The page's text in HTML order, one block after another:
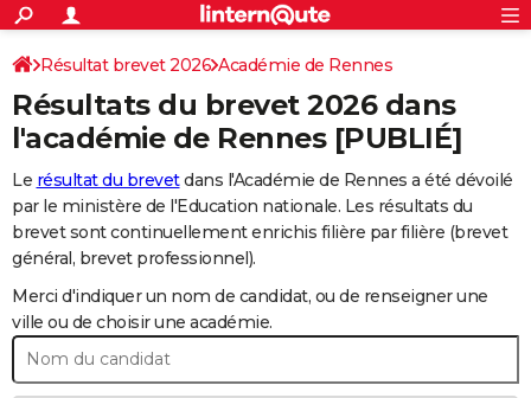
ACTUALITÉS
Politique
Société
Faits Divers
Education
Monde
Villes
+
SPORT
Coupe du monde 2026
Football
Tennis
Cyclisme
Rugby
Forum
CULTURE
FINANCE
Retraite
Impôts
Epargne
Immobilier
Risques naturels par ville
Banque
Assurance
Crédit
Essais
Réserver un essai
Citadines
Berlines
SUV
Forum auto
+
HIGH-TECH
Mobiles
Meilleur smartphone
Internet
Ordinateurs
Jeux vidéo
Guide high-tech
+
BRICOLAGE
Forum
Aménagement intérieur
Extérieur
Cuisine
Salle de bains
Jardinage
Rangement
WEEK-END
S'inscrire
Connexion
Résultat brevet 2026 Académie de Rennes
Résultats du brevet 2026 dans
l'académie de Rennes [PUBLIÉ]
Le résultat du brevetdans l'Académie de Rennes a été dévoilé
par le ministère de l'Education nationale. Les résultats du
brevet sont continuellement enrichis filière par filière (brevet
général, brevet professionnel).
Merci d'indiquer un nom de candidat, ou de renseigner une
ville ou de choisir une académie.